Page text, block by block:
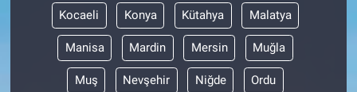
Kocaeli Konya Kütahya Malatya
Manisa Mardin Mersin Muğla
Muş Nevşehir Niğde Ordu